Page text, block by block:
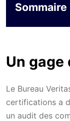
Sommaire
Un gage
Le Bureau
certifications a
un audit des